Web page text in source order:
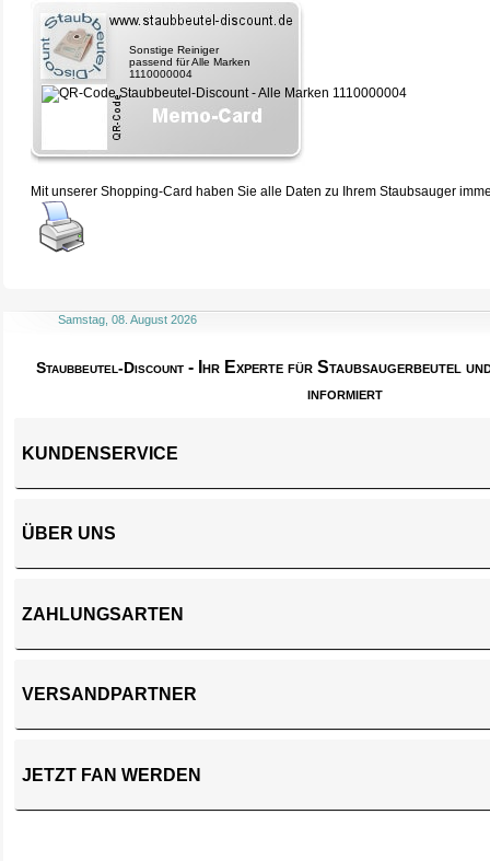
Sonstige Reiniger
passend für Alle Marken
1110000004
Mit unserer Shopping-Card haben Sie alle Daten zu Ihrem Staubsauger
Samstag, 08. August 2026
Staubbeutel-Discount - Ihr Experte für Staubsaugerbeutel
informiert
KUNDENSERVICE
ÜBER UNS
ZAHLUNGSARTEN
VERSANDPARTNER
JETZT FAN WERDEN